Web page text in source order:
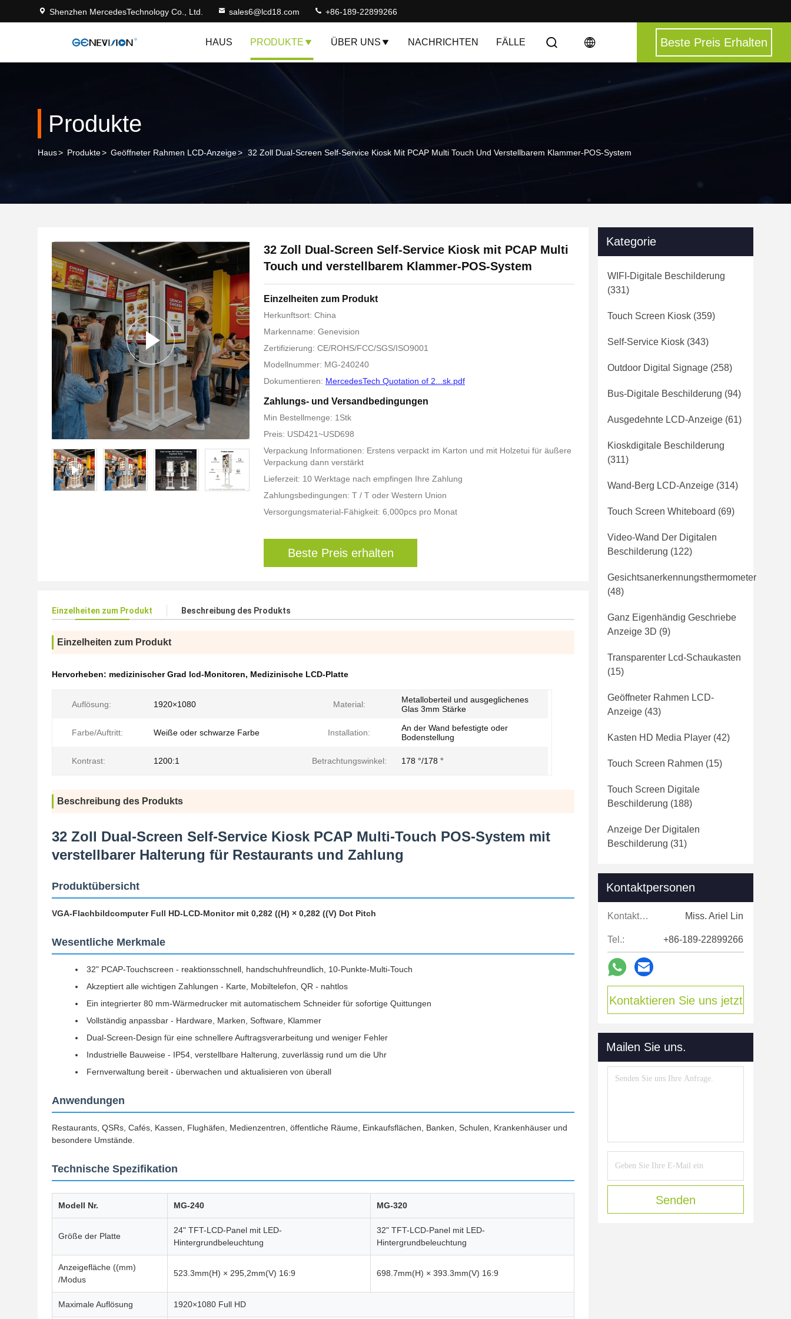
Shenzhen MercedesTechnology Co., Ltd. sales6@lcd18.com +86-189-22899266
HAUS PRODUKTE ÜBER UNS NACHRICHTEN FÄLLE Beste Preis Erhalten
Produkte
Haus> Produkte> Geöffneter Rahmen LCD-Anzeige> 32 Zoll Dual-Screen Self-Service Kiosk Mit PCAP Multi Touch Und Verstellbarem Klammer-POS-System
32 Zoll Dual-Screen Self-Service Kiosk mit PCAP Multi
Touch und verstellbarem Klammer-POS-System
Einzelheiten zum Produkt
Herkunftsort: China
Markenname: Genevision
Zertifizierung: CE/ROHS/FCC/SGS/ISO9001
Modellnummer: MG-240240
Dokumentieren: MercedesTech Quotation of 2...sk.pdf
Zahlungs- und Versandbedingungen
Min Bestellmenge: 1Stk
Preis: USD421~USD698
Verpackung Informationen: Erstens verpackt im Karton und mit Holzetui für äußere
Verpackung dann verstärkt
Lieferzeit: 10 Werktage nach empfingen Ihre Zahlung
Zahlungsbedingungen: T / T oder Western Union
Versorgungsmaterial-Fähigkeit: 6,000pcs pro Monat
Beste Preis erhalten
Einzelheiten zum Produkt Beschreibung des Produkts
Einzelheiten zum Produkt
Hervorheben: medizinischer Grad lcd-Monitoren, Medizinische LCD-Platte
Auflösung: 1920×1080 Material:
Metalloberteil und ausgeglichenes
Glas 3mm Stärke
Farbe/Auftritt: Weiße oder schwarze Farbe Installation:
An der Wand befestigte oder
Bodenstellung
Kontrast: 1200:1 Betrachtungswinkel: 178 °/178 °
Beschreibung des Produkts
32 Zoll Dual-Screen Self-Service Kiosk PCAP Multi-Touch POS-System mit
verstellbarer Halterung für Restaurants und Zahlung
Produktübersicht
VGA-Flachbildcomputer Full HD-LCD-Monitor mit 0,282 ((H) × 0,282 ((V) Dot Pitch
Wesentliche Merkmale
32" PCAP-Touchscreen - reaktionsschnell, handschuhfreundlich, 10-Punkte-Multi-Touch
Akzeptiert alle wichtigen Zahlungen - Karte, Mobiltelefon, QR - nahtlos
Ein integrierter 80 mm-Wärmedrucker mit automatischem Schneider für sofortige Quittungen
Vollständig anpassbar - Hardware, Marken, Software, Klammer
Dual-Screen-Design für eine schnellere Auftragsverarbeitung und weniger Fehler
Industrielle Bauweise - IP54, verstellbare Halterung, zuverlässig rund um die Uhr
Fernverwaltung bereit - überwachen und aktualisieren von überall
Anwendungen
Restaurants, QSRs, Cafés, Kassen, Flughäfen, Medienzentren, öffentliche Räume, Einkaufsflächen, Banken, Schulen, Krankenhäuser und
besondere Umstände.
Technische Spezifikation
Modell Nr. MG-240 MG-320
Größe der Platte
24" TFT-LCD-Panel mit LED-
Hintergrundbeleuchtung
32" TFT-LCD-Panel mit LED-
Hintergrundbeleuchtung
Anzeigefläche ((mm)
/Modus
523.3mm(H) × 295,2mm(V) 16:9 698.7mm(H) × 393.3mm(V) 16:9
Maximale Auflösung 1920×1080 Full HD
Kategorie
WIFI-Digitale Beschilderung
(331)
Touch Screen Kiosk (359)
Self-Service Kiosk (343)
Outdoor Digital Signage (258)
Bus-Digitale Beschilderung (94)
Ausgedehnte LCD-Anzeige (61)
Kioskdigitale Beschilderung
(311)
Wand-Berg LCD-Anzeige (314)
Touch Screen Whiteboard (69)
Video-Wand Der Digitalen
Beschilderung (122)
Gesichtsanerkennungsthermometer
(48)
Ganz Eigenhändig Geschriebe
Anzeige 3D (9)
Transparenter Lcd-Schaukasten
(15)
Geöffneter Rahmen LCD-
Anzeige (43)
Kasten HD Media Player (42)
Touch Screen Rahmen (15)
Touch Screen Digitale
Beschilderung (188)
Anzeige Der Digitalen
Beschilderung (31)
Kontaktpersonen
Kontaktpersonen: Miss. Ariel Lin
Tel.: +86-189-22899266
Kontaktieren Sie uns jetzt
Mailen Sie uns.
Senden